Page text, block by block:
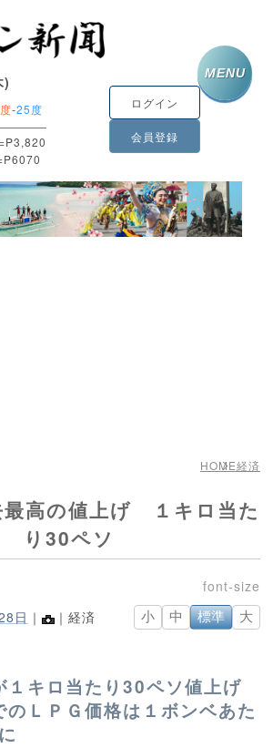
)
-25度 ログイン
会員登録
MENU
HOME経済
最高の値上げ １キロ当た
り30ペソ
日 ｜ ｜経済 小 中 標準 大
１キロ当たり30ペソ値上げ
のＬＰＧ価格は１ボンベあた